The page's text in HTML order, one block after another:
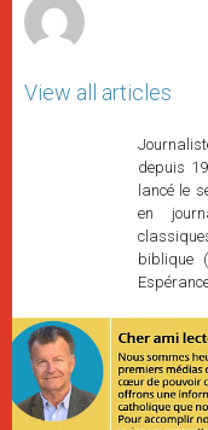
View all articles
depuis
lancé le
en
biblique